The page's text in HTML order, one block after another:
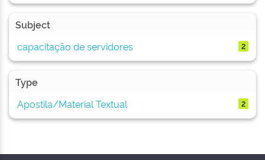
Subject
capacitação de servidores
2
Type
Apostila/Material Textual
2